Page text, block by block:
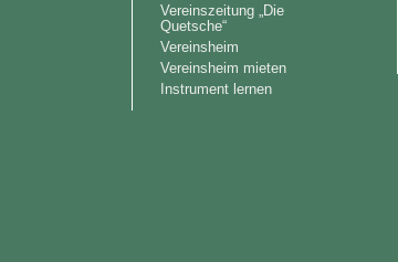
Vereinszeitung „Die
Quetsche“
Vereinsheim
Vereinsheim mieten
Instrument lernen